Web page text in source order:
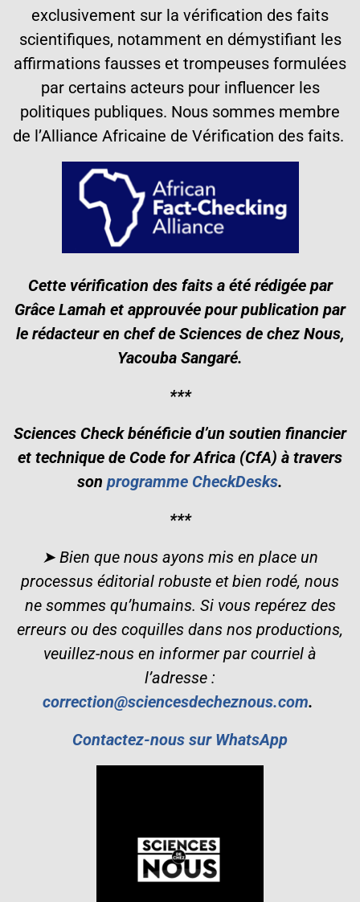
exclusivement sur la vérification des faits
scientifiques, notamment en démystifiant les
affirmations fausses et trompeuses formulées
par certains acteurs pour influencer les
politiques publiques. Nous sommes membre
de l’Alliance Africaine de Vérification des faits.
Cette vérification des faits a été rédigée par
Grâce Lamah et approuvée pour publication par
le rédacteur en chef de Sciences de chez Nous,
Yacouba Sangaré.
***
Sciences Check bénéficie d’un soutien financier
et technique de Code for Africa (CfA) à travers
son programme CheckDesks.
***
➤ Bien que nous ayons mis en place un
processus éditorial robuste et bien rodé, nous
ne sommes qu’humains. Si vous repérez des
erreurs ou des coquilles dans nos productions,
veuillez-nous en informer par courriel à
l’adresse :
correction@sciencesdecheznous.com.
Contactez-nous sur WhatsApp